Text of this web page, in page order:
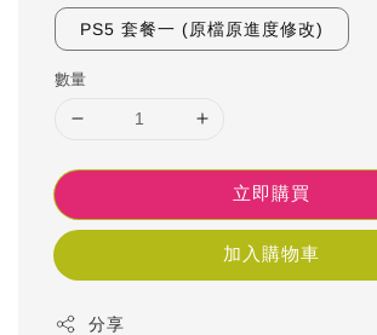
PS5 套餐一 (原檔原進度修改)
數量
立即購買
加入購物車
分享